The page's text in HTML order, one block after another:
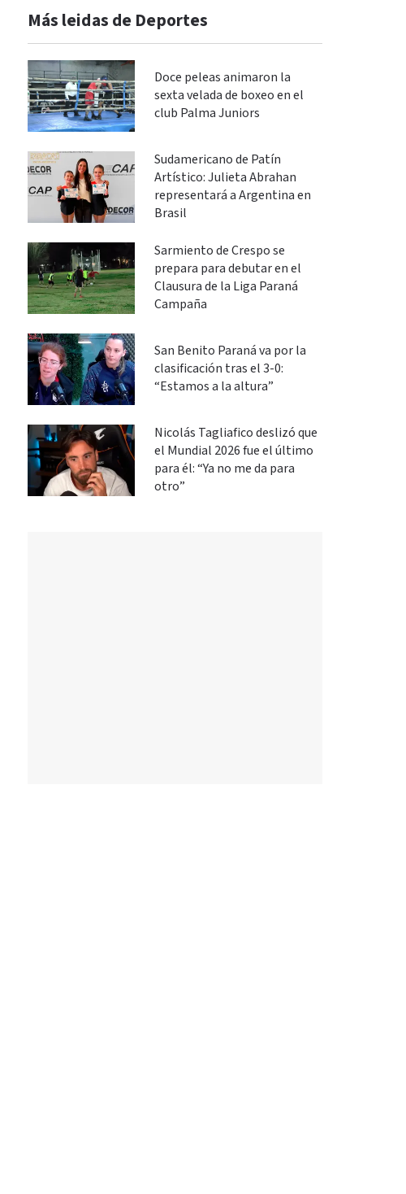
Más leidas de Deportes
Doce peleas animaron la
sexta velada de boxeo en el
club Palma Juniors
Sudamericano de Patín
Artístico: Julieta Abrahan
representará a Argentina en
Brasil
Sarmiento de Crespo se
prepara para debutar en el
Clausura de la Liga Paraná
Campaña
San Benito Paraná va por la
clasificación tras el 3-0:
“Estamos a la altura”
Nicolás Tagliafico deslizó que
el Mundial 2026 fue el último
para él: “Ya no me da para
otro”